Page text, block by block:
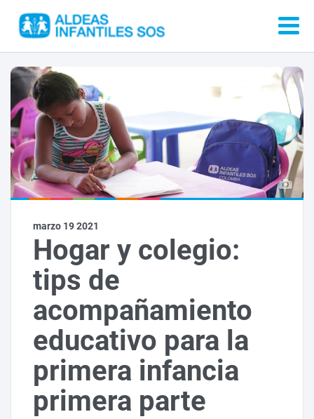
marzo 19 2021
Hogar y colegio:
tips de
acompañamiento
educativo para la
primera infancia
primera parte